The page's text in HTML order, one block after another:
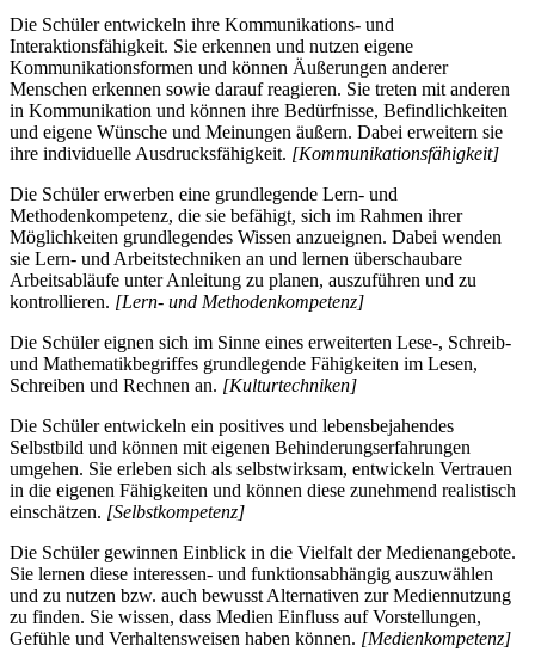
Die Schüler entwickeln ihre Kommunikations- und
Interaktionsfähigkeit. Sie erkennen und nutzen eigene
Kommunikationsformen und können Äußerungen anderer
Menschen erkennen sowie darauf reagieren. Sie treten mit anderen
in Kommunikation und können ihre Bedürfnisse, Befindlichkeiten
und eigene Wünsche und Meinungen äußern. Dabei erweitern sie
ihre individuelle Ausdrucksfähigkeit. [Kommunikationsfähigkeit]
Die Schüler erwerben eine grundlegende Lern- und
Methodenkompetenz, die sie befähigt, sich im Rahmen ihrer
Möglichkeiten grundlegendes Wissen anzueignen. Dabei wenden
sie Lern- und Arbeitstechniken an und lernen überschaubare
Arbeitsabläufe unter Anleitung zu planen, auszuführen und zu
kontrollieren. [Lern- und Methodenkompetenz]
Die Schüler eignen sich im Sinne eines erweiterten Lese-, Schreib-
und Mathematikbegriffes grundlegende Fähigkeiten im Lesen,
Schreiben und Rechnen an. [Kulturtechniken]
Die Schüler entwickeln ein positives und lebensbejahendes
Selbstbild und können mit eigenen Behinderungserfahrungen
umgehen. Sie erleben sich als selbstwirksam, entwickeln Vertrauen
in die eigenen Fähigkeiten und können diese zunehmend realistisch
einschätzen. [Selbstkompetenz]
Die Schüler gewinnen Einblick in die Vielfalt der Medienangebote.
Sie lernen diese interessen- und funktionsabhängig auszuwählen
und zu nutzen bzw. auch bewusst Alternativen zur Mediennutzung
zu finden. Sie wissen, dass Medien Einfluss auf Vorstellungen,
Gefühle und Verhaltensweisen haben können. [Medienkompetenz]